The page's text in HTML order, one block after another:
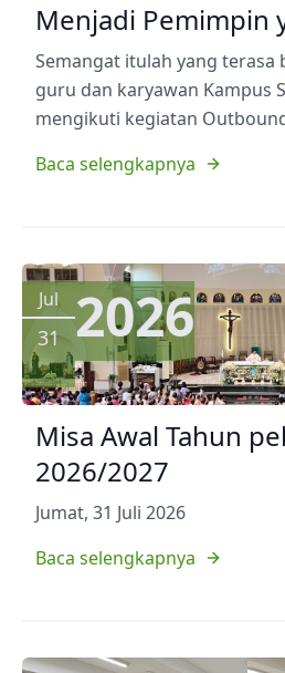
Menjadi Pemimpin
Semangat itulah yang terasa
guru dan karyawan Kampus
mengikuti kegiatan
Baca selengkapnya
Jul
31 2026
Misa Awal Tahun
2026/2027
Jumat, 31 Juli 2026
Baca selengkapnya